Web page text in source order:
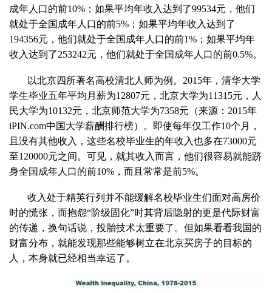
成年人口的前10% ；如果平均年收入达到了99534元，他们
就处于全国成年人口的前5% ；如果平均年收入达到了
194356元，他们就处于全国成年人口的前1% ；如果平均年
收入达到了253242元，他们就处于全国成年人口的前0.5%。
以北京四所著名高校清北人师为例。 2015年，清华大学
学生毕业五年平均月薪为12807元，北京大学为11315元，人
民大学为10132元，北京师范大学为7358元（来源： 2015年
iPIN.com中国大学薪酬排行榜）。即使每年仅工作10个月，
且没有其他收入，这些名校毕业生的年收入也多在73000元
至120000元之间。可见，就其收入而言，他们很容易就能跻
身全国成年人口的前10% ，而且常常是前5%。
收入处于精英行列并不能缓解名校毕业生们面对高房价
时的慌张，而抱怨“阶级固化”时其背后隐射的更是代际财富
的传递，换句话说，投胎技术太重要了。但如果看看我国的
财富分布，就能发现那些能够树立在北京买房子的目标的
人，本身就已经相当幸运了。